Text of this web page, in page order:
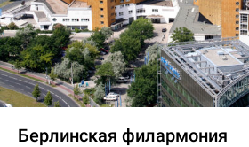
Берлинская филармония